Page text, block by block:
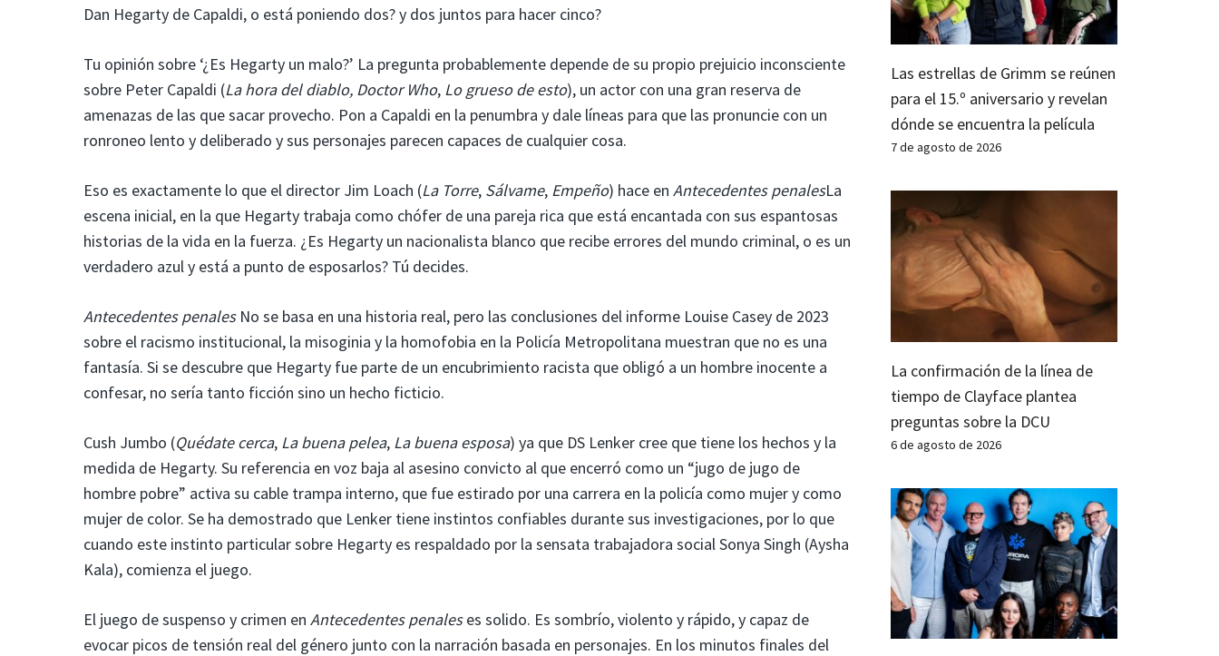
Dan Hegarty de Capaldi, o está poniendo dos? y dos juntos para hacer cinco?
Tu opinión sobre ‘¿Es Hegarty un malo?’ La pregunta probablemente depende de su propio prejuicio inconsciente
sobre Peter Capaldi (La hora del diablo, Doctor Who, Lo grueso de esto), un actor con una gran reserva de
amenazas de las que sacar provecho. Pon a Capaldi en la penumbra y dale líneas para que las pronuncie con un
ronroneo lento y deliberado y sus personajes parecen capaces de cualquier cosa.
Eso es exactamente lo que el director Jim Loach (La Torre, Sálvame, Empeño) hace en Antecedentes penalesLa
escena inicial, en la que Hegarty trabaja como chófer de una pareja rica que está encantada con sus espantosas
historias de la vida en la fuerza. ¿Es Hegarty un nacionalista blanco que recibe errores del mundo criminal, o es un
verdadero azul y está a punto de esposarlos? Tú decides.
Antecedentes penalesNo se basa en una historia real, pero las conclusiones del informe Louise Casey de 2023
sobre el racismo institucional, la misoginia y la homofobia en la Policía Metropolitana muestran que no es una
fantasía. Si se descubre que Hegarty fue parte de un encubrimiento racista que obligó a un hombre inocente a
confesar, no sería tanto ficción sino un hecho ficticio.
Cush Jumbo (Quédate cerca, La buena pelea, La buena esposa) ya que DS Lenker cree que tiene los hechos y la
medida de Hegarty. Su referencia en voz baja al asesino convicto al que encerró como un “jugo de jugo de
hombre pobre” activa su cable trampa interno, que fue estirado por una carrera en la policía como mujer y como
mujer de color. Se ha demostrado que Lenker tiene instintos confiables durante sus investigaciones, por lo que
cuando este instinto particular sobre Hegarty es respaldado por la sensata trabajadora social Sonya Singh (Aysha
Kala), comienza el juego.
El juego de suspenso y crimen en Antecedentes penaleses solido. Es sombrío, violento y rápido, y capaz de
evocar picos de tensión real del género junto con la narración basada en personajes. En los minutos finales del
Las estrellas de Grimm se reúnen
para el 15.º aniversario y revelan
dónde se encuentra la película
7 de agosto de 2026
La confirmación de la línea de
tiempo de Clayface plantea
preguntas sobre la DCU
6 de agosto de 2026